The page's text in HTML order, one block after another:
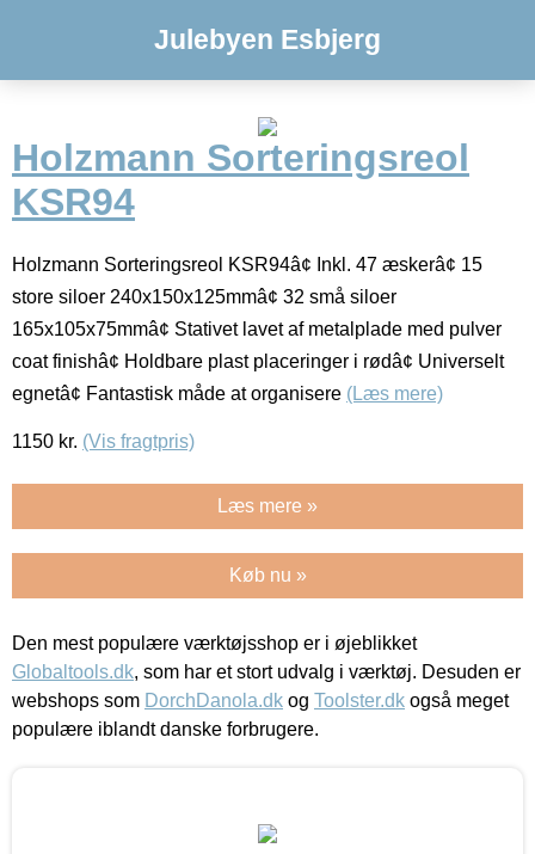
Julebyen Esbjerg
Holzmann Sorteringsreol
KSR94
Holzmann Sorteringsreol KSR94â¢ Inkl. 47 æskerâ¢ 15
store siloer 240x150x125mmâ¢ 32 små siloer
165x105x75mmâ¢ Stativet lavet af metalplade med pulver
coat finishâ¢ Holdbare plast placeringer i rødâ¢ Universelt
egnetâ¢ Fantastisk måde at organisere (Læs mere)
1150 kr. (Vis fragtpris)
Læs mere »
Køb nu »
Den mest populære værktøjsshop er i øjeblikket
Globaltools.dk, som har et stort udvalg i værktøj. Desuden er
webshops som DorchDanola.dk og Toolster.dk også meget
populære iblandt danske forbrugere.